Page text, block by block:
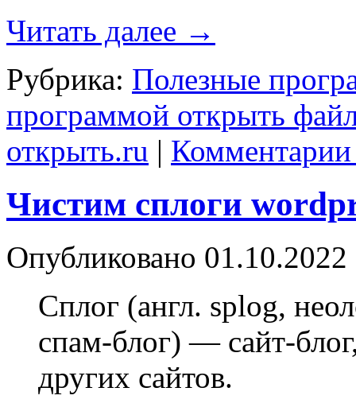
Читать далее →
Рубрика: Полезные
программой открыть
открыть.ru |
Чистим сплоги
Опубликовано 01.10.2022
Сплог (англ. splog,
спам-блог) — сайт-
других сайтов.